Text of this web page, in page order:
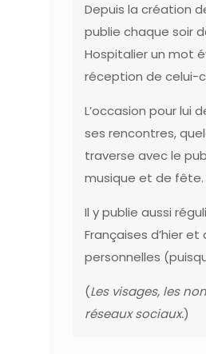
Depuis la création
publie chaque soir
Hospitalierun mot
réception de celui-
L’occasion pour lui
ses rencontres,
traverse avec le
musique et de fête.
Il y publie aussi
Françaises d’hier
personnelles
(Les visages, les
réseaux sociaux.)